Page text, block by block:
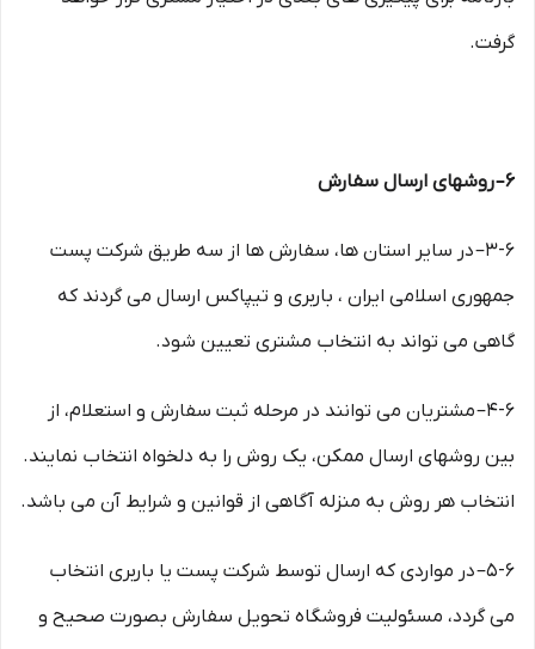
گرفت.
۶– روشهای ارسال سفارش
۳-۶– در سایر استان ها، سفارش ها از سه طریق شرکت پست
جمهوری اسلامی ایران ، باربری و تیپاکس ارسال می گردند که
گاهی می تواند به انتخاب مشتری تعیین شود.
۴-۶– مشتریان می توانند در مرحله ثبت سفارش و استعلام، از
بین روشهای ارسال ممکن، یک روش را به دلخواه انتخاب نمایند.
انتخاب هر روش به منزله آگاهی از قوانین و شرایط آن می باشد.
۵-۶– در مواردی که ارسال توسط شرکت پست یا باربری انتخاب
می گردد، مسئولیت فروشگاه تحویل سفارش بصورت صحیح و